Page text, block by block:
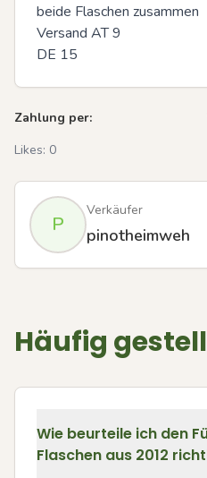
beide Flaschen zusammen
Versand AT 9
DE 15
Zahlung per:
Likes: 0
P
Verkäufer
pinotheimweh
Häufig
Wie beurteile ich den
Flaschen aus 2012